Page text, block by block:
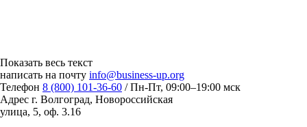
Показать весь текст
написать на почту info@business-up.org
Телефон 8 (800) 101-36-60 / Пн-Пт, 09:00–19:00 мск
Адрес г. Волгоград, Новороссийская
улица, 5, оф. 3.16